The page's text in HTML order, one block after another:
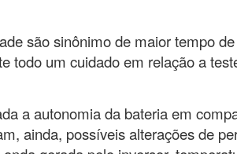
são sinônimo de maior tempo
todo um cuidado em relação a
a autonomia da bateria em
ainda, possíveis alterações de